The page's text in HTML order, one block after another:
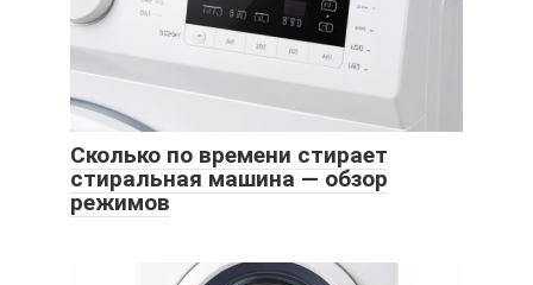
Сколько по времени стирает
стиральная машина — обзор
режимов